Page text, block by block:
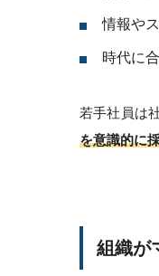
情報や
時代に
若手社員は
を意識的に
組織が